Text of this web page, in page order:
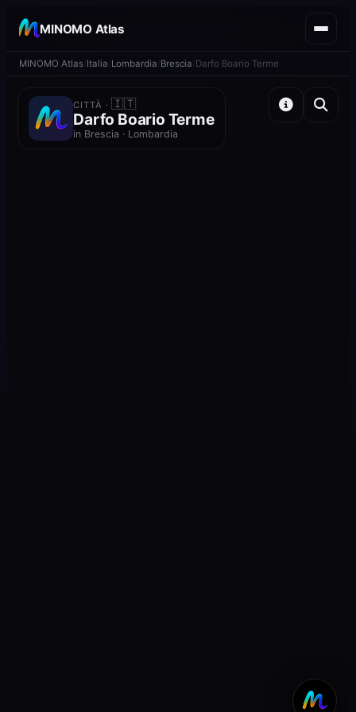
MINOMO Atlas
MINOMO Atlas Italia Lombardia Brescia Darfo Boario Terme
CITTÀ ·🇮🇹
Darfo Boario Terme
in Brescia · Lombardia